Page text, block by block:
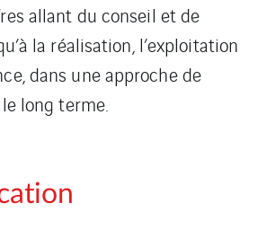
allant du conseil et de
la réalisation, l’exploitation
dans une approche de
long terme.